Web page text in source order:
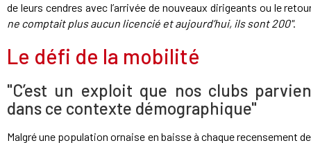
de leurs cendres avec l’arrivée de nouveaux dirigeants ou le
ne comptait plus aucun licencié et aujourd’hui, ils sont 200".
Le défi de la mobilité
"C’est un exploit que nos clubs
dans ce contexte démographique"
Malgré une population ornaise en baisse à chaque recensement